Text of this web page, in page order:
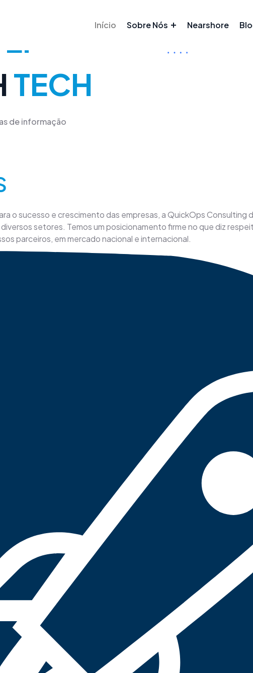
Início Sobre Nós Nearshore
TECH
de informação
o sucesso e crescimento das empresas, a QuickOps
setores. Temos um posicionamento firme no que diz
parceiros, em mercado nacional e internacional.